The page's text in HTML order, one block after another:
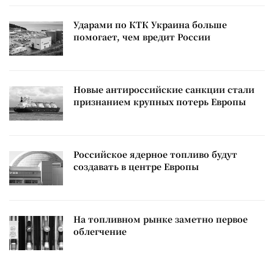
Ударами по КТК Украина больше
помогает, чем вредит России
Новые антироссийские санкции стали
признанием крупных потерь Европы
Российское ядерное топливо будут
создавать в центре Европы
На топливном рынке заметно первое
облегчение